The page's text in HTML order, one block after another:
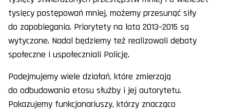
tysięcy postępowań mniej, możemy przesunąć siły
do zapobiegania. Priorytety na lata 2013–2015 są
wytyczone. Nadal będziemy też realizowali debaty
społeczne i uspołeczniali Policję.
Podejmujemy wiele działań, które zmierzają
do odbudowania etosu służby i jej autorytetu.
Pokazujemy funkcjonariuszy, którzy znacząco